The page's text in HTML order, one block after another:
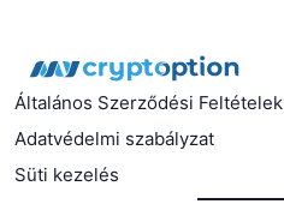
Általános Szerződési Feltételek
Adatvédelmi szabályzat
Süti kezelés